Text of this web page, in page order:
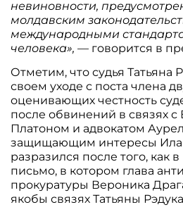
невиновности,
молдавским
международными
человека», — говорится в
Отметим, что судья Татьяна
своем уходе с поста члена
оценивающих честность
после обвинений в связях с
Платоном и адвокатом
защищающим интересы
разразился после того, как
письмо, в котором глава
прокуратуры Вероника
якобы связях Татьяны